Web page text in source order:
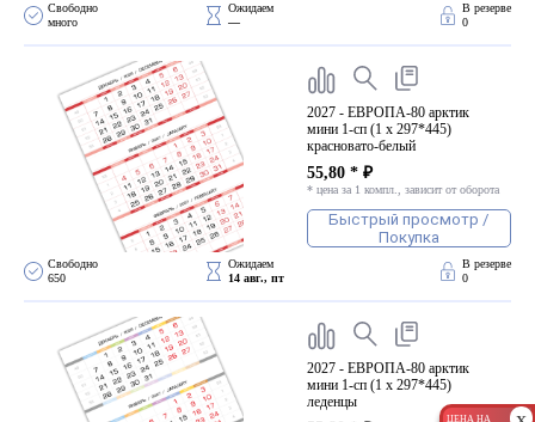
ЦЕНА НА
Свободно
много
Ожидаем
—
В резерве
0
2027 - ЕВРОПА-80 арктик
мини 1-сп (1 х 297*445)
красновато-белый
55,80 * ₽
* цена за 1 компл., зависит от оборота
Быстрый просмотр /
Покупка
Свободно
650
Ожидаем
14 авг., пт
В резерве
0
2027 - ЕВРОПА-80 арктик
мини 1-сп (1 х 297*445)
леденцы